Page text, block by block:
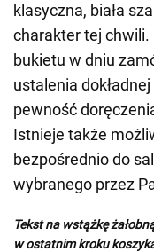
klasyczna, biała
charakter tej
bukietu w dniu
ustalenia
pewność
Istnieje także
bezpośrednio do
wybranego przez
Tekst na wstążkę
w ostatnim kroku